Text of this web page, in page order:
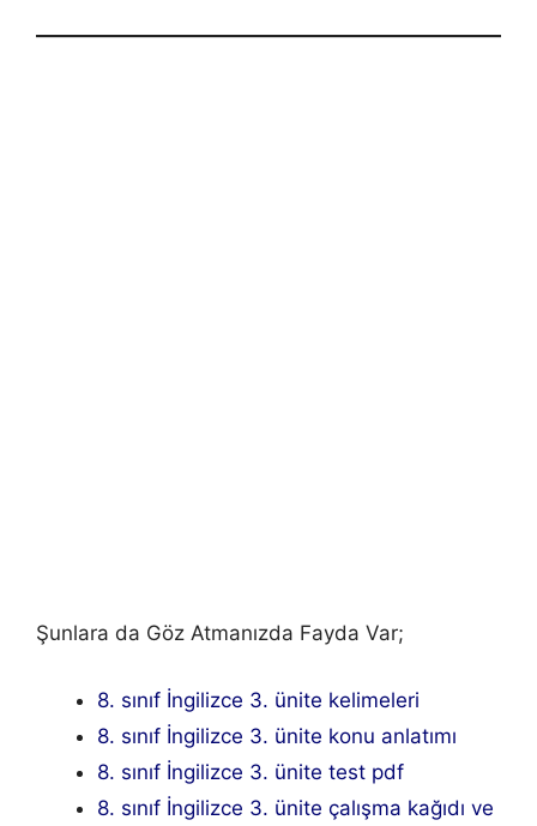
Şunlara da Göz Atmanızda Fayda Var;
8. sınıf İngilizce 3. ünite kelimeleri
8. sınıf İngilizce 3. ünite konu anlatımı
8. sınıf İngilizce 3. ünite test pdf
8. sınıf İngilizce 3. ünite çalışma kağıdı ve